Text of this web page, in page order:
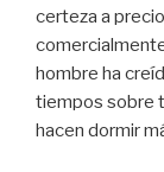
certeza a
hombre ha
tiempos sobre
hacen dormir